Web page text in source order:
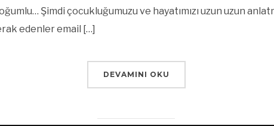
Şimdi çocukluğumuzu ve hayatımızı uzun uzun
edenler email […]
DEVAMINI OKU